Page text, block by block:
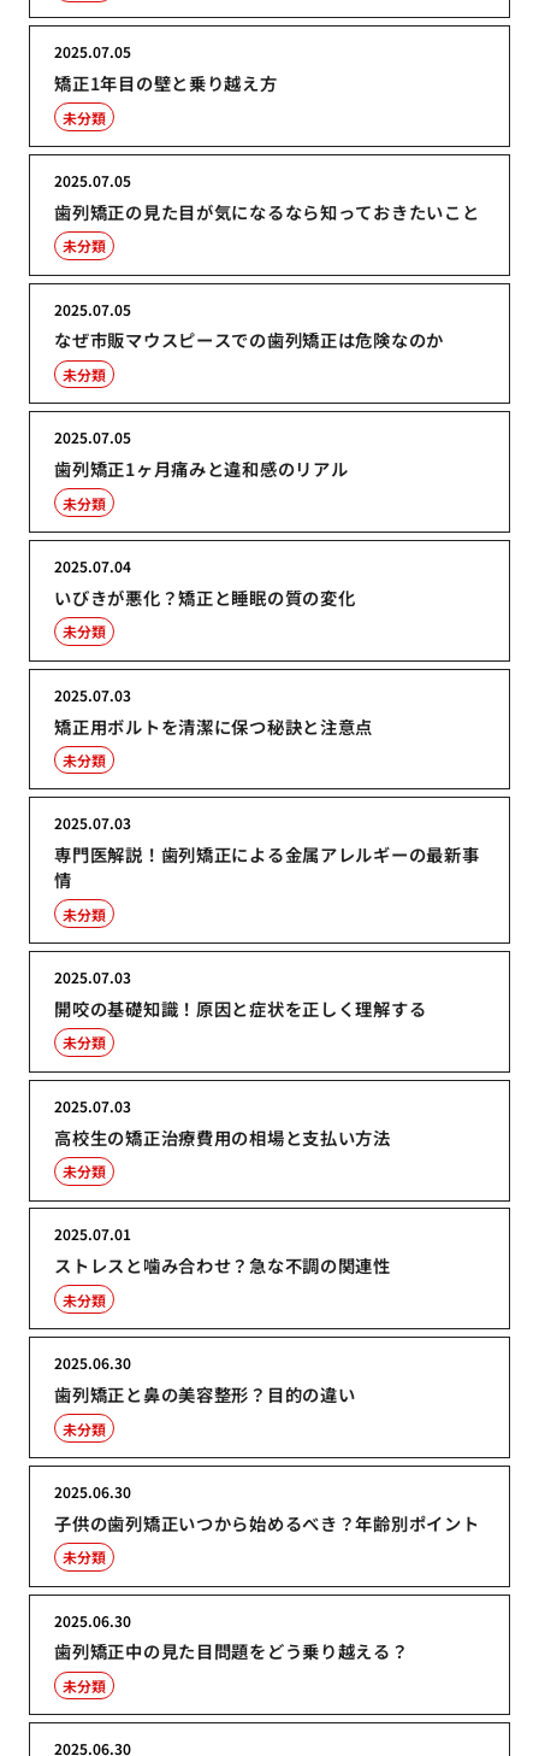
矯正1年目の壁と乗り越え方
2025.07.05
未分類
歯列矯正の見た目が気になるなら知っておきたいこと
2025.07.05
未分類
なぜ市販マウスピースでの歯列矯正は危険なのか
2025.07.05
未分類
歯列矯正1ヶ月痛みと違和感のリアル
2025.07.05
未分類
いびきが悪化？矯正と睡眠の質の変化
2025.07.04
未分類
矯正用ボルトを清潔に保つ秘訣と注意点
2025.07.03
未分類
専門医解説！歯列矯正による金属アレルギーの最新事
情
2025.07.03
未分類
開咬の基礎知識！原因と症状を正しく理解する
2025.07.03
未分類
高校生の矯正治療費用の相場と支払い方法
2025.07.03
未分類
ストレスと噛み合わせ？急な不調の関連性
2025.07.01
未分類
歯列矯正と鼻の美容整形？目的の違い
2025.06.30
未分類
子供の歯列矯正いつから始めるべき？年齢別ポイント
2025.06.30
未分類
歯列矯正中の見た目問題をどう乗り越える？
2025.06.30
未分類
2025.06.30